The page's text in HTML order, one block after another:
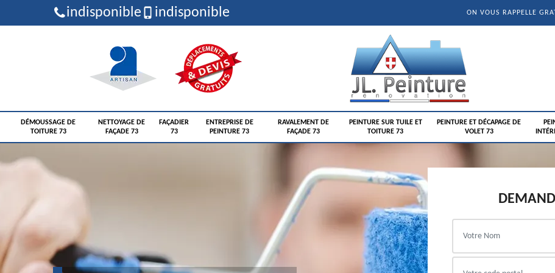
indisponible indisponible ON VOUS RAPPELLE
DÉMOUSSAGE DE
TOITURE 73
NETTOYAGE DE
FAÇADE 73
FAÇADIER
73
ENTREPRISE DE
PEINTURE 73
RAVALEMENT DE
FAÇADE 73
PEINTURE SUR TUILE ET
TOITURE 73
PEINTURE ET DÉCAPAGE DE
VOLET 73